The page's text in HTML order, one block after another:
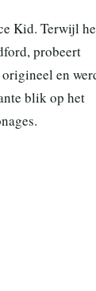
Kid. Terwijl
probeert
en
blik op het